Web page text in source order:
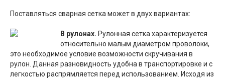
Поставляться сварная сетка может в двух вариантах:
В рулонах. Рулонная сетка характеризуется
относительно малым диаметром проволоки,
это необходимое условие возможности скручивания в
рулон. Данная разновидность удобна в транспортировке и с
легкостью распрямляется перед использованием. Исходя из